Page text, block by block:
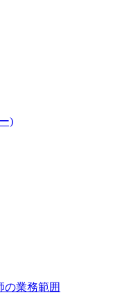
)
の業務範囲